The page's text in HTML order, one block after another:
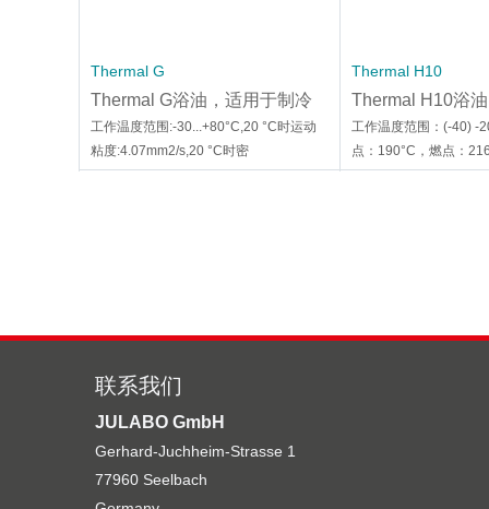
Thermal G
Thermal G浴油，适用于制冷
循环浴槽
工作温度范围:-30...+80°C,20 °C时运动
粘度:4.07mm2/s,20 °C时密
度:1.08g/cm3,沸点：107°C
Thermal H10
Thermal H10浴
冷循环浴槽
工作温度范围：(-40) -
点：190°C，燃点：
动粘度：10.8mm2/s，
8 930 008
JULABO CR 管 8 930 008 内
适用温度：0 ... +85℃
联系我们
JULABO GmbH
Gerhard-Juchheim-Strasse 1
77960 Seelbach